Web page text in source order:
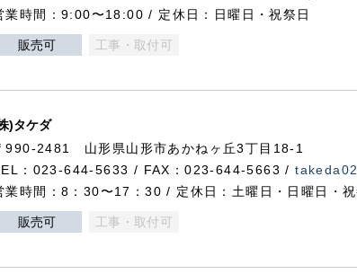
業時間：9:00〜18:00 / 定休日：日曜日・祝祭日
販売可 工事・取付可
)タケダ
990-2481 山形県山形市あかねヶ丘3丁目18-1
：023-644-5633 / FAX：023-644-5663 /
業時間：8：30〜17：30 / 定休日：土曜日・日曜日・祝
販売可 工事・取付可